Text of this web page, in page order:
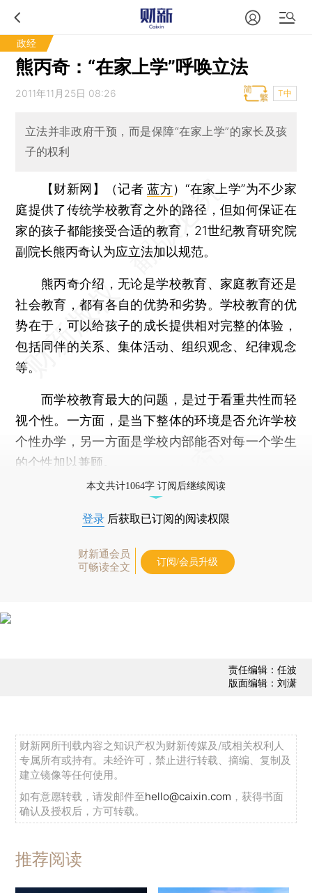
政经
熊丙奇：“在家上学”呼唤立法
2011年11月25日 08:26 T中
立法并非政府干预，而是保障“在家上学”的家长及孩
子的权利
【财新网】（记者蓝方）“在家上学”为不少家
庭提供了传统学校教育之外的路径，但如何保证在
家的孩子都能接受合适的教育，21世纪教育研究院
副院长熊丙奇认为应立法加以规范。
熊丙奇介绍，无论是学校教育、家庭教育还是
社会教育，都有各自的优势和劣势。学校教育的优
势在于，可以给孩子的成长提供相对完整的体验，
包括同伴的关系、集体活动、组织观念、纪律观念
等。
而学校教育最大的问题，是过于看重共性而轻
视个性。一方面，是当下整体的环境是否允许学校
个性办学，另一方面是学校内部能否对每一个学生
的个性加以兼顾。
本文共计1064字 订阅后继续阅读
登录 后获取已订阅的阅读权限
财新通会员
可畅读全文
订阅/会员升级
责任编辑：任波
版面编辑：刘潇
财新网所刊载内容之知识产权为财新传媒及/或相关权利人
专属所有或持有。未经许可，禁止进行转载、摘编、复制及
建立镜像等任何使用。
如有意愿转载，请发邮件至hello@caixin.com ，获得书面
确认及授权后，方可转载。
推荐阅读